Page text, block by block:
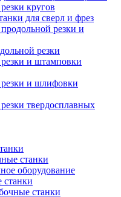
кругов
для сверл и фрез
резки и
резки
и штамповки
и шлифовки
твердосплавных
станки
оборудование
станки
станки